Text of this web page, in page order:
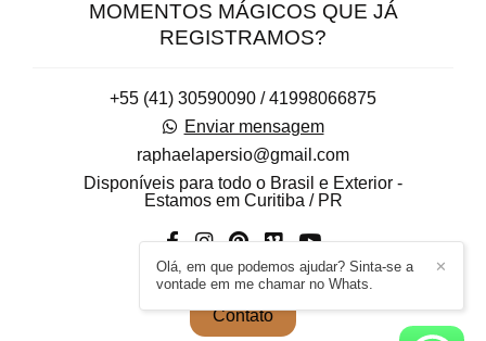
MOMENTOS MÁGICOS QUE JÁ
REGISTRAMOS?
+55 (41) 30590090 / 41998066875
Enviar mensagem
raphaelapersio@gmail.com
Disponíveis para todo o Brasil e Exterior -
Estamos em Curitiba / PR
Contato
✕
Olá, em que podemos ajudar? Sinta-se a
vontade em me chamar no Whats.